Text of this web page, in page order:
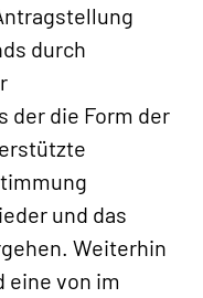
durch
der die Form der
und das
Weiterhin
eine von im